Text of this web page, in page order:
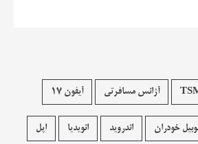
آژانس مسافرتی آیفون 17
خودران اندروید انویدیا اپل